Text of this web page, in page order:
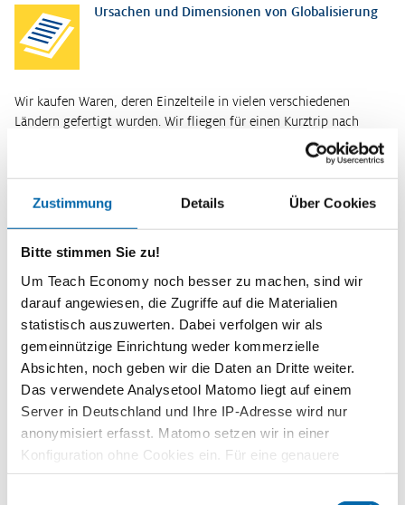
Zustimmung Details Über Cookies
Bitte stimmen Sie zu!
Um Teach Economy noch besser zu machen, sind wir
darauf angewiesen, die Zugriffe auf die Materialien
statistisch auszuwerten. Dabei verfolgen wir als
gemeinnützige Einrichtung weder kommerzielle
Absichten, noch geben wir die Daten an Dritte weiter.
Das verwendete Analysetool Matomo liegt auf einem
Server in Deutschland und Ihre IP-Adresse wird nur
anonymisiert erfasst. Matomo setzen wir in einer
Konfiguration ohne Cookies ein. Für eine genauere
Analyse bitte wir Sie, auch den optional wählbaren
Ursachen und Dimensionen von Globalisierung
Wir kaufen Waren, deren Einzelteile in vielen verschiedenen
Ländern gefertigt wurden. Wir fliegen für einen Kurztrip nach
London und erfahren in Echtzeit, was in allen Winkeln dieser Welt
Weiterlesen
Kurzinformationen
Themenbereich
Zeitbedarf
individuell
Stufe
Sekundarstufe II
Format
Interaktiv